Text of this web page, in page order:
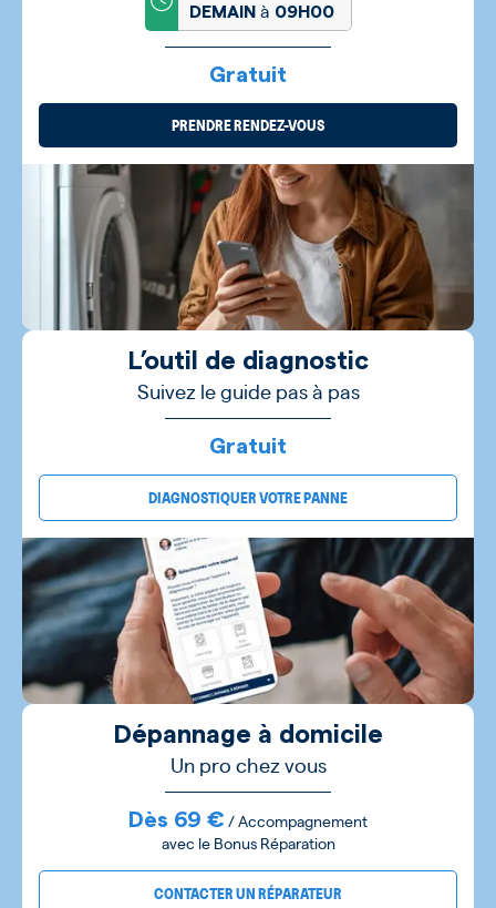
DEMAIN à 09H00
Gratuit
PRENDRE RENDEZ-VOUS
L’outil de diagnostic
Suivez le guide pas à pas
Gratuit
DIAGNOSTIQUER VOTRE PANNE
Dépannage à domicile
Un pro chez vous
Dès 69 € / Accompagnement
avec le Bonus Réparation
CONTACTER UN RÉPARATEUR